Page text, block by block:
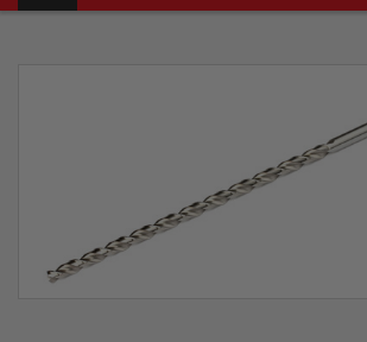
ΤΡΥΠΆΝΙ ΚΟΒΑΛΤΊΟΥ ΜΑΚΡΎ 5% 130° PTG